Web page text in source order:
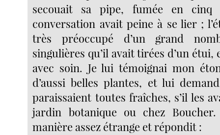
secouait sa pipe, fumée en cinq
conversation avait peine à se lier ;
très préoccupé d’un grand
singulières qu’il avait tirées d’un étui,
avec soin. Je lui témoignai mon
d’aussi belles plantes, et lui
paraissaient toutes fraîches, s’il les
jardin botanique ou chez
manière assez étrange et répondit :